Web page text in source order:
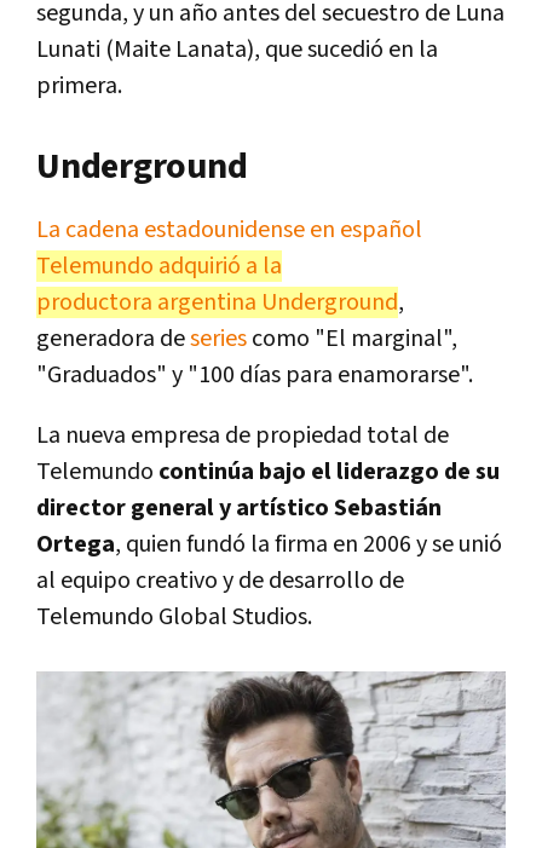
segunda, y un año antes del secuestro de Luna
Lunati (Maite Lanata), que sucedió en la
primera.
Underground
La cadena estadounidense en español
Telemundo adquirió a la
productora argentina Underground,
generadora deseriescomo "El marginal",
"Graduados" y "100 días para enamorarse".
La nueva empresa de propiedad total de
Telemundo continúa bajo el liderazgo de su
director general y artístico Sebastián
Ortega, quien fundó la firma en 2006 y se unió
al equipo creativo y de desarrollo de
Telemundo Global Studios.